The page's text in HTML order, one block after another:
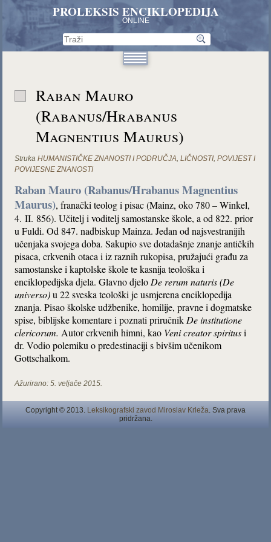
PROLEKSIS ENCIKLOPEDIJA
ONLINE
Raban Mauro
(Rabanus/Hrabanus
Magnentius Maurus)
Struka HUMANISTIČKE ZNANOSTI I PODRUČJA,LIČNOSTI,POVIJEST I
POVIJESNE ZNANOSTI
Raban Mauro (Rabanus/Hrabanus Magnentius
Maurus), franački teolog i pisac (Mainz, oko 780 – Winkel,
4. II. 856). Učitelj i voditelj samostanske škole, a od 822. prior
u Fuldi. Od 847. nadbiskup Mainza. Jedan od najsvestranijih
učenjaka svojega doba. Sakupio sve dotadašnje znanje antičkih
pisaca, crkvenih otaca i iz raznih rukopisa, pružajući građu za
samostanske i kaptolske škole te kasnija teološka i
enciklopedijska djela. Glavno djelo De rerum naturis (De
universo)u 22 sveska teološki je usmjerena enciklopedija
znanja. Pisao školske udžbenike, homilije, pravne i dogmatske
spise, biblijske komentare i poznati priručnik De institutione
clericorum. Autor crkvenih himni, kao Veni creator spiritusi
dr. Vodio polemiku o predestinaciji s bivšim učenikom
Gottschalkom.
Ažurirano: 5. veljače 2015.
Copyright © 2013. Leksikografski zavod Miroslav Krleža. Sva prava
pridržana.